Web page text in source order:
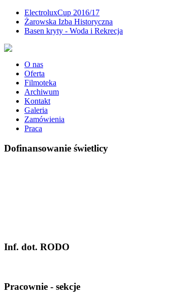
ElectroluxCup 2016/17
Żarowska Izba Historyczna
Basen kryty - Woda i Rekrecja
O nas
Oferta
Filmoteka
Archiwum
Kontakt
Galeria
Zamówienia
Praca
Dofinansowanie świetlicy
Inf. dot. RODO
Pracownie - sekcje